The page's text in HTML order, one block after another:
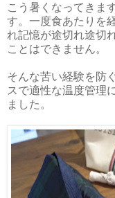
こう暑くなってきま
す。一度食あたりを
れ記憶が途切れ途切
ことはできません。
そんな苦い経験を防
スで適性な温度管理
ました。